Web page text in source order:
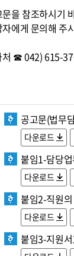
을 참조하시기
에게 문의해 주
처 ☎ 042) 615-
공고문(법무
다운로드
붙임1-담당
다운로드
붙임2-직원
다운로드
붙임3-지원